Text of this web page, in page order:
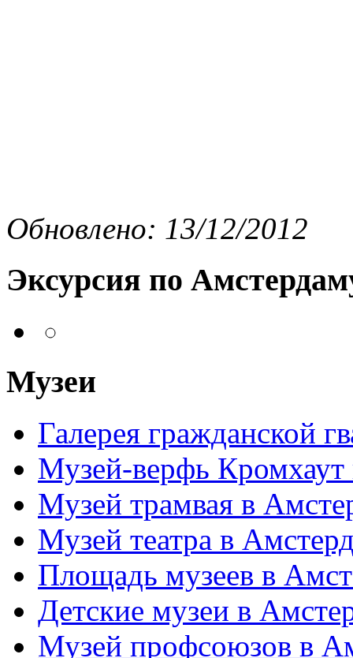
Обновлено: 13/12/2012
Эксурсия по
Музеи
Галерея гражданской
Музей-верфь
Музей трамвая в
Музей театра в
Площадь музеев в
Детские музеи в
Музей профсоюзов в